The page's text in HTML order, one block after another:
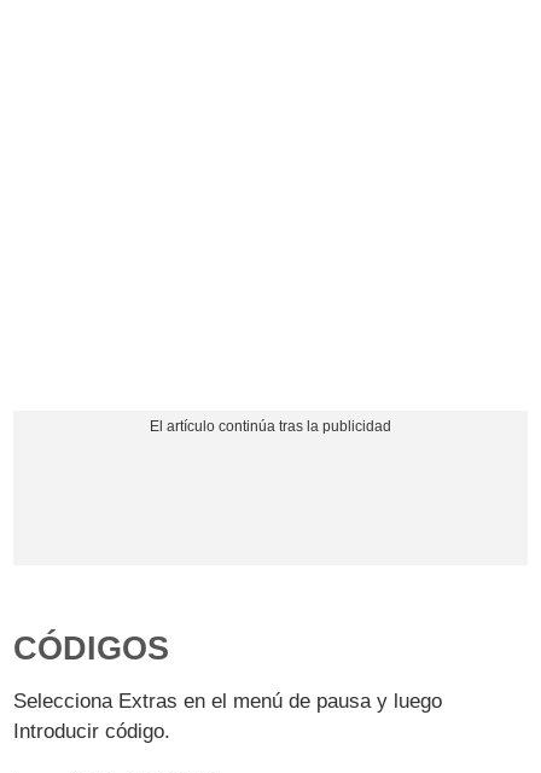
CÓDIGOS
Selecciona Extras en el menú de pausa y luego
Introducir código.